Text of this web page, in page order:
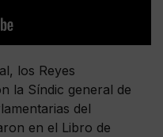
los Reyes
la Síndic general de
del
en el Libro de